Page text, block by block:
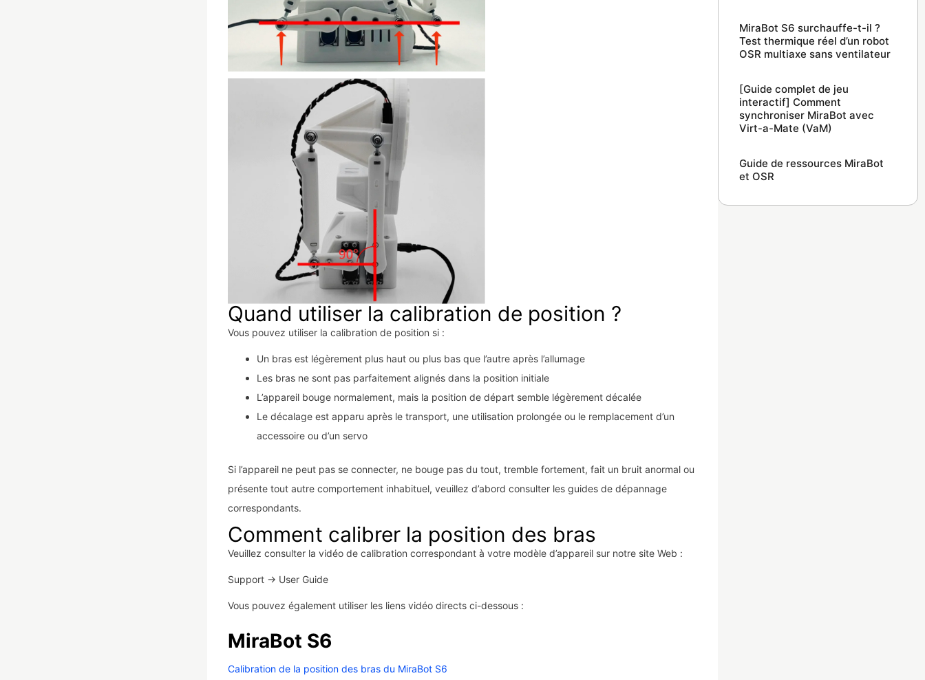
Quand utiliser la calibration de position ?
Vous pouvez utiliser la calibration de position si :
Un bras est légèrement plus haut ou plus bas que l’autre après l’allumage
Les bras ne sont pas parfaitement alignés dans la position initiale
L’appareil bouge normalement, mais la position de départ semble légèrement décalée
Le décalage est apparu après le transport, une utilisation prolongée ou le remplacement d’un
accessoire ou d’un servo
Si l’appareil ne peut pas se connecter, ne bouge pas du tout, tremble fortement, fait un bruit anormal ou
présente tout autre comportement inhabituel, veuillez d’abord consulter les guides de dépannage
correspondants.
Comment calibrer la position des bras
Veuillez consulter la vidéo de calibration correspondant à votre modèle d’appareil sur notre site Web :
Support → User Guide
Vous pouvez également utiliser les liens vidéo directs ci-dessous :
MiraBot S6
Calibration de la position des bras du MiraBot S6
MiraBot S6 surchauffe-t-il ?
Test thermique réel d’un robot
OSR multiaxe sans ventilateur
[Guide complet de jeu
interactif] Comment
synchroniser MiraBot avec
Virt-a-Mate (VaM)
Guide de ressources MiraBot
et OSR